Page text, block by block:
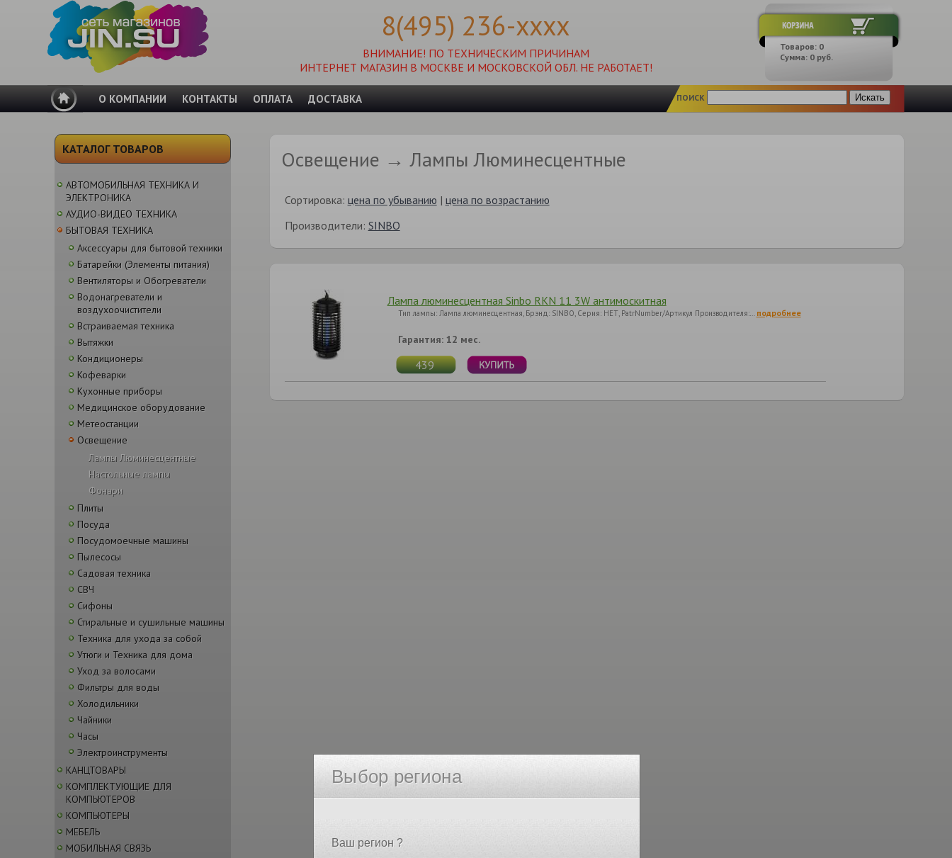
8(495) 236-xxxx
ВНИМАНИЕ! ПО ТЕХНИЧЕСКИМ ПРИЧИНАМ
ИНТЕРНЕТ МАГАЗИН В МОСКВЕ И МОСКОВСКОЙ ОБЛ. НЕ РАБОТАЕТ!
Товаров: 0
Сумма: 0руб.
О КОМПАНИИ КОНТАКТЫ ОПЛАТА ДОСТАВКА ПОИСК
КАТАЛОГ ТОВАРОВ
АВТОМОБИЛЬНАЯ ТЕХНИКА И
ЭЛЕКТРОНИКА
АУДИО-ВИДЕО ТЕХНИКА
БЫТОВАЯ ТЕХНИКА
Аксессуары для бытовой техники
Батарейки (Элементы питания)
Вентиляторы и Обогреватели
Водонагреватели и
воздухоочистители
Встраиваемая техника
Вытяжки
Кондиционеры
Кофеварки
Кухонные приборы
Медицинское оборудование
Метеостанции
Освещение
Лампы Люминесцентные
Настольные лампы
Фонари
Плиты
Посуда
Посудомоечные машины
Пылесосы
Садовая техника
СВЧ
Сифоны
Стиральные и сушильные машины
Техника для ухода за собой
Утюги и Техника для дома
Уход за волосами
Фильтры для воды
Холодильники
Чайники
Часы
Электроинструменты
КАНЦТОВАРЫ
КОМПЛЕКТУЮЩИЕ ДЛЯ
КОМПЬЮТЕРОВ
КОМПЬЮТЕРЫ
МЕБЕЛЬ
МОБИЛЬНАЯ СВЯЗЬ
Освещение → Лампы Люминесцентные
Сортировка: цена по убыванию | цена по возрастанию
Производители: SINBO
Лампа люминесцентная Sinbo RKN 11 3W антимоскитная
Тип лампы: Лампа люминесцентная, Брэнд: SINBO, Серия: НЕТ, PatrNumber/Артикул Производителя:… подробнее
Гарантия: 12 мес.
439
Выбор региона
Ваш регион ?